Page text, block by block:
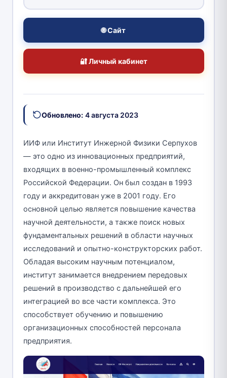
🌐 Сайт
🔐 Личный кабинет
Обновлено: 4 августа 2023
ИИФ или Институт Инжерной Физики Серпухов
— это одно из инновационных предприятий,
входящих в военно-промышленный комплекс
Российской Федерации. Он был создан в 1993
году и аккредитован уже в 2001 году. Его
основной целью является повышение качества
научной деятельности, а также поиск новых
фундаментальных решений в области научных
исследований и опытно-конструкторских работ.
Обладая высоким научным потенциалом,
институт занимается внедрением передовых
решений в производство с дальнейшей его
интеграцией во все части комплекса. Это
способствует обучению и повышению
организационных способностей персонала
предприятия.